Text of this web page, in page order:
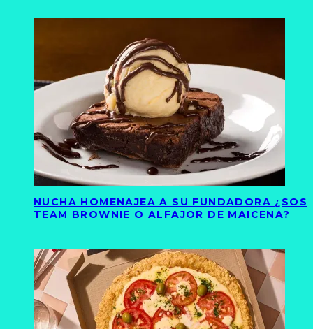
NUCHA HOMENAJEA A SU FUNDADORA ¿SOS
TEAM BROWNIE O ALFAJOR DE MAICENA?